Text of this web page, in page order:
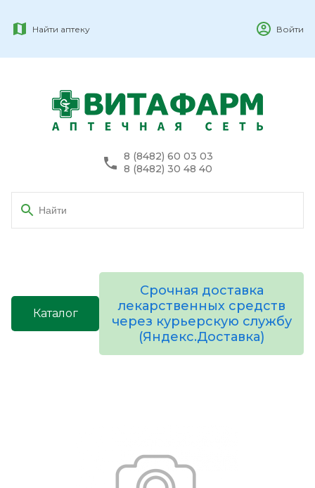
Найти аптеку Войти
8 (8482) 60 03 03
8 (8482) 30 48 40
Каталог
Срочная доставка
лекарственных средств
через курьерскую службу
(Яндекс.Доставка)